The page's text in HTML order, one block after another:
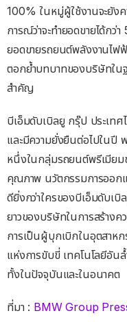
100% ในหมู่ผู้ใช้งานจะยังค
การณ์ว่าจะทำยอดขายได้
ยอดขายรถยนต์พลังงานไฟ
ตอกย้ำบทบาทของบริษัทใน
สำคัญ
บีเอ็มดับเบิลยู กรุ๊ป ประเท
และมีความยั่งยืนต่อไปใน
หนึ่งในกลุ่มรถยนต์พรีเมีย
คุณภาพ นวัตกรรมการออกแ
ดียิ่งกว่าใครของบีเอ็มดับเบิ
ยาวของบริษัทในการสร้าง
การเป็นผู้บุกเบิกในอุตสาห
แห่งการขับขี่ เทคโนโลยีอัน
ทั้งในปัจจุบันและในอนาคต
ที่มา : BMW Group